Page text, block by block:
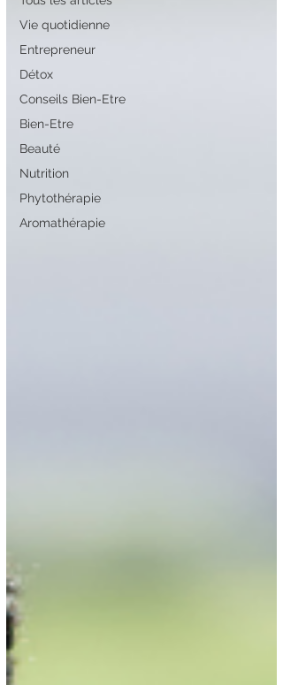
Vie quotidienne
Entrepreneur
Détox
Conseils Bien-Etre
Bien-Etre
Beauté
Nutrition
Phytothérapie
Aromathérapie